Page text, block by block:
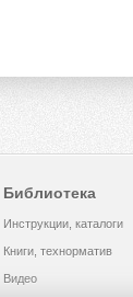
Библиотека
Инструкции, каталоги
Книги, технорматив
Видео